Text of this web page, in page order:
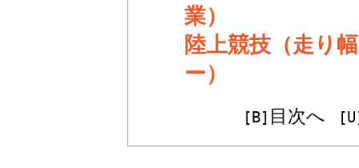
業）
陸上競技（走り
ー）
[B] 目次へ